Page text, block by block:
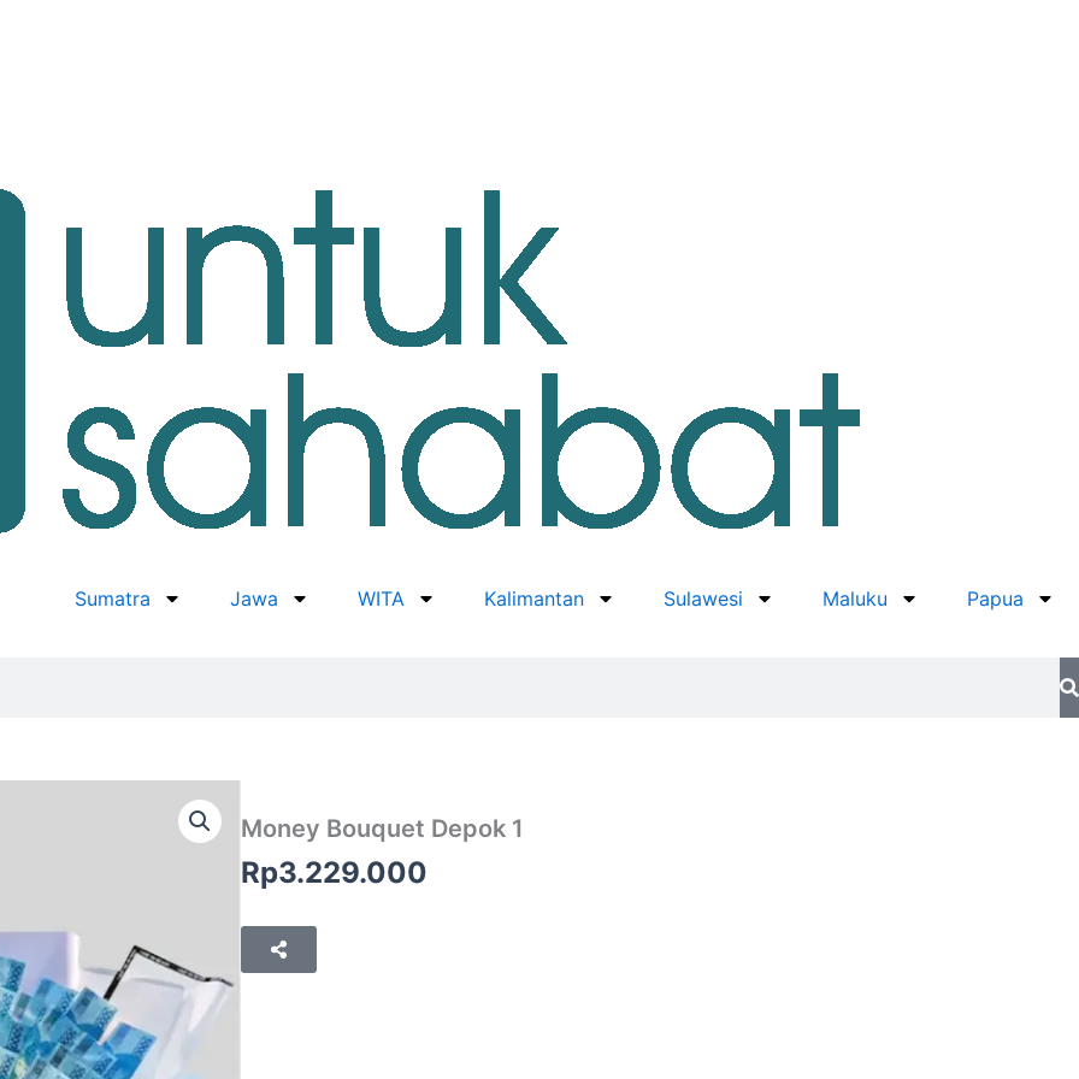
Sumatra Jawa WITA Kalimantan Sulawesi Maluku Papua
Money Bouquet Depok 1
Rp3.229.000